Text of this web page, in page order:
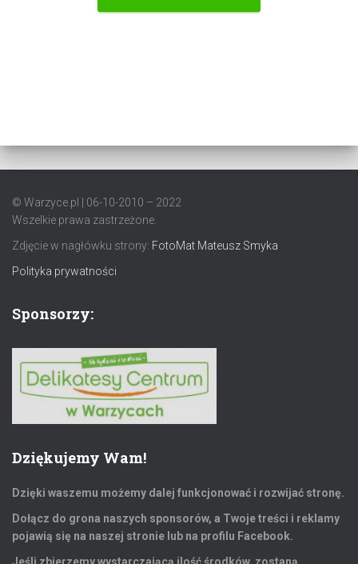
© Warzyce.pl | 06-10-2010 – 2022
Wszelkie prawa zastrzeżone.
Zdjęcie w nagłówku strony: FotoMat Mateusz Smyka
Polityka prywatności
Sponsorzy:
Dziękujemy Wam!
Dzięki waszemu możemy dalej funkcjonować i rozwijać stronę.
Dołącz do grona naszych sponsorów, a Twoje treści i reklamy
pojawią się na naszej stronie lub na profilu Facebook.